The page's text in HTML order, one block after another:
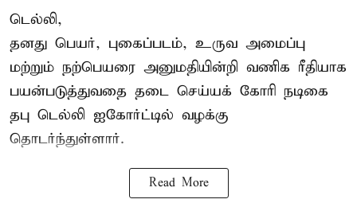
டெல்லி,
தனது பெயர், புகைப்படம், உருவ அமைப்பு
மற்றும் நற்பெயரை அனுமதியின்றி வணிக ரீதியாக
பயன்படுத்துவதை தடை செய்யக் கோரி நடிகை
தபு டெல்லி ஐகோர்ட்டில் வழக்கு
தொடர்ந்துள்ளார்.
Read More